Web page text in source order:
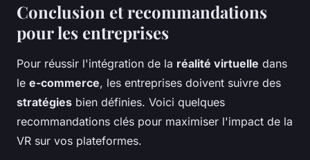
Conclusion et recommandations
pour les entreprises
Pour réussir l'intégration de la réalité virtuelle dans
le e-commerce, les entreprises doivent suivre des
stratégies bien définies. Voici quelques
recommandations clés pour maximiser l'impact de la
VR sur vos plateformes.